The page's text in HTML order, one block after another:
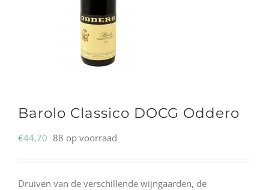
Barolo Classico DOCG Oddero
€44,70 88 op voorraad
Druiven van de verschillende wijngaarden, de